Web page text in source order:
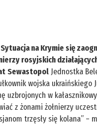
na Krymie się
rosyjskich
SewastopolJednostka
wojska
uzbrojonych w
z żonami żołnierzy
trzęsły się kolana” –